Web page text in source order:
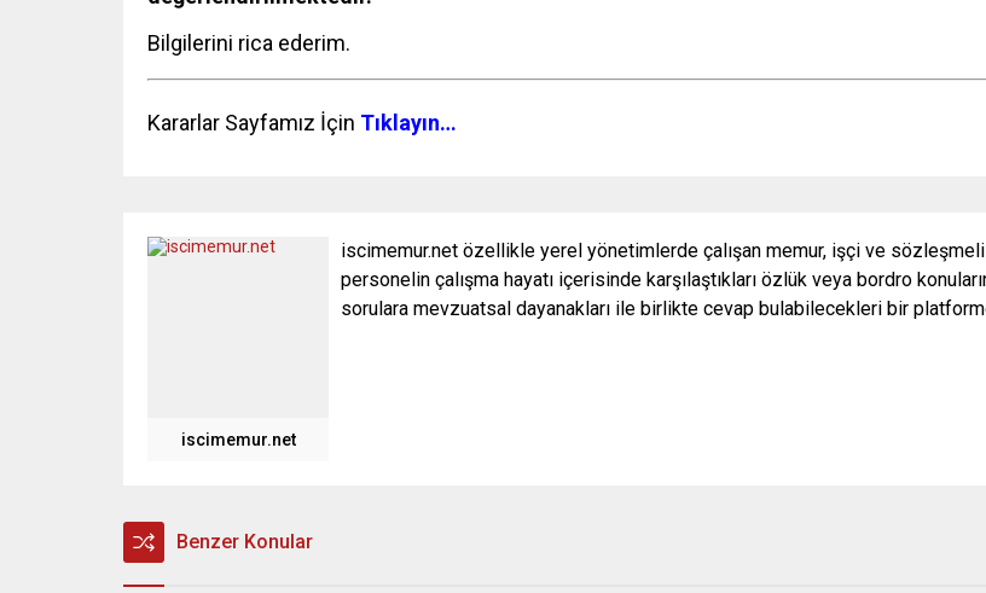
Bilgilerini rica ederim.
Kararlar Sayfamız İçin Tıklayın…
iscimemur.net
iscimemur.net özellikle yerel yönetimlerde çalışan memur, işçi ve sözleşmeli
personelin çalışma hayatı içerisinde karşılaştıkları özlük veya bordro
sorulara mevzuatsal dayanakları ile birlikte cevap bulabilecekleri bir
Benzer Konular